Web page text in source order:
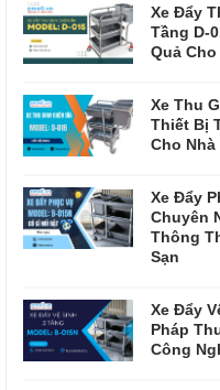
Xe Đẩy
Tầng D-
Quả
Xe Thu
Thiết Bị
Cho Nhà
Xe Đẩy
Chuyên
Thông
Sạn
Xe Đẩy
Pháp
Công